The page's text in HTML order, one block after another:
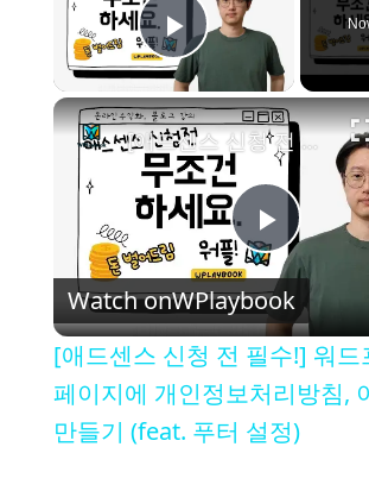
Play Video
P
l
a
[애드센스 신청 전 필수!] 워드프레스 홈페이지에 개인정보처리방침, 이용약관 만들기 (feat. 푸터 설정)
Watch onWPlaybook
[애드센스 신청 전 필수!] 워드
페이지에 개인정보처리방침,
만들기 (feat. 푸터 설정)